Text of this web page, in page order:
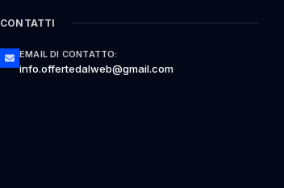
CONTATTI
EMAIL DI CONTATTO:
info.offertedalweb@gmail.com